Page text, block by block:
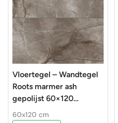
Vloertegel – Wandtegel
Roots marmer ash
gepolijst 60×120
gerectificeerd
60x120 cm